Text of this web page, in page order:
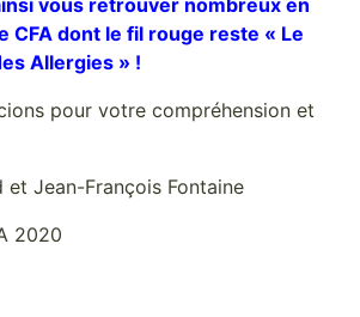
vous retrouver nombreux en
CFA dont le fil rouge reste « Le
Allergies » !
pour votre compréhension et
et Jean-François Fontaine
2020